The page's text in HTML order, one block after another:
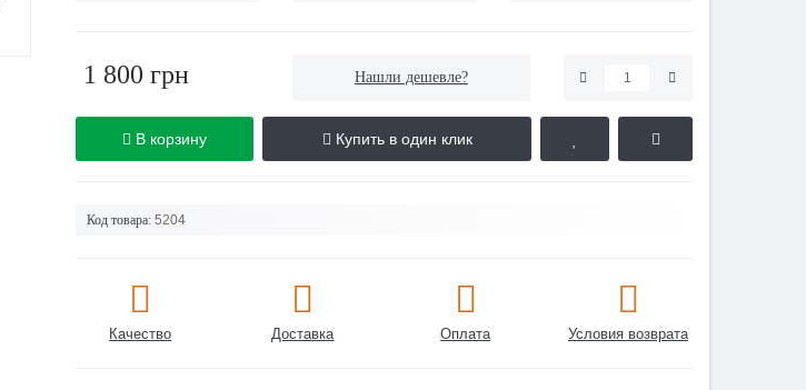
1 800 грн Нашли дешевле?
В корзину Купить в один клик
Код товара: 5204
Качество Доставка Оплата Условия возврата